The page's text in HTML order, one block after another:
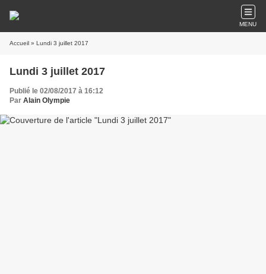
MENU
Accueil » Lundi 3 juillet 2017
Lundi 3 juillet 2017
Publié le 02/08/2017 à 16:12
Par Alain Olympie